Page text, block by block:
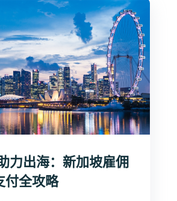
力出海：新加坡雇佣
付全攻略